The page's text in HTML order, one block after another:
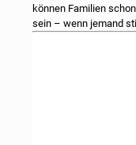
können Familien
sein – wenn jemand